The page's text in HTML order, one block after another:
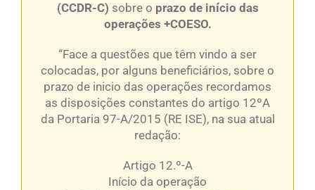
(CCDR-C) sobre o prazo de início das
operações +COESO.
“Face a questões que têm vindo a ser
colocadas, por alguns beneficiários, sobre o
prazo de inicio das operações recordamos
as disposições constantes do artigo 12ºA
da Portaria 97-A/2015 (RE ISE), na sua atual
redação:
Artigo 12.º-A
Início da operação